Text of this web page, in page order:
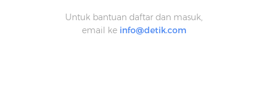
Untuk bantuan daftar dan masuk,
email ke info@detik.com